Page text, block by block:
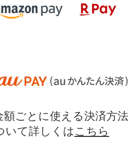
ごとに使える決済方
いて詳しくは こちら